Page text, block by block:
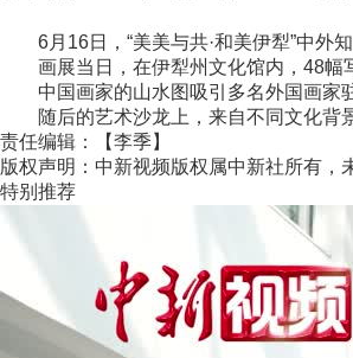
6月16日，“美美与共·和美伊犁”中外
画展当日，在伊犁州文化馆内，48幅
中国画家的山水图吸引多名外国画家
随后的艺术沙龙上，来自不同文化背景
责任编辑：【李季】
版权声明：中新视频版权属中新社所有
特别推荐